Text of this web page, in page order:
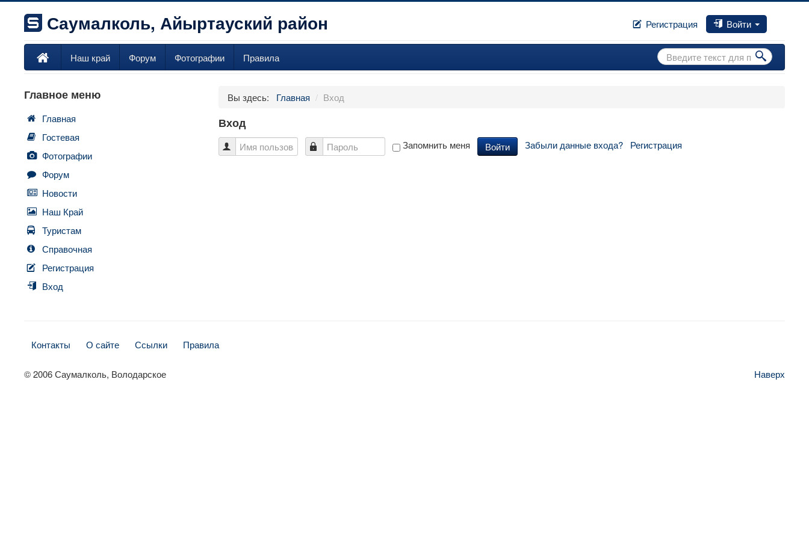
Саумалколь, Айыртауский район Регистрация Войти
Наш край Форум Фотографии Правила Искать...
Главное меню
Главная
Гостевая
Фотографии
Форум
Новости
Наш Край
Туристам
Справочная
Регистрация
Вход
Вы здесь: Главная / Вход
Вход
Запомнить меня Войти Забыли данные входа? Регистрация
Контакты О сайте Ссылки Правила
Наверх
© 2006 Саумалколь, Володарское